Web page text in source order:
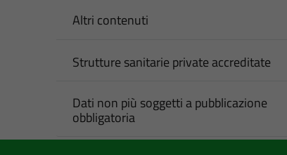
Altri contenuti
Strutture sanitarie private accreditate
Dati non più soggetti a pubblicazione
obbligatoria